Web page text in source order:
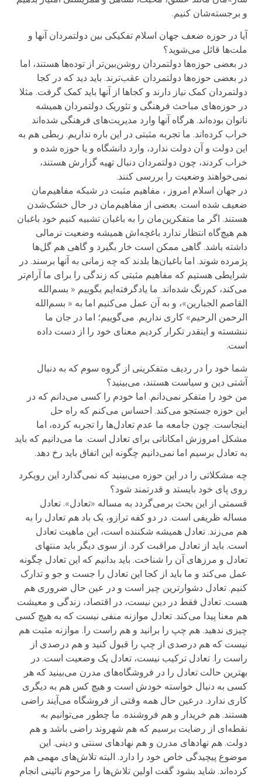
و برجسته‌شان کنیم.
آیا در حوزه ضعف جهان اسلام تفکیکی بین دولتمردان آنها و
ملت‌ها قائل می‌شوید؟
در بعضی حوزه‌ها دولتمردان روشن‌بین‌تر از توده‌ها هستند، اما
در بعضی حوزه‌ها دولتمردان عقب‌ترند. باید دید که در کجا
دولتمردان کمک نیاز دارند و کجاها از آنها باید کمک گرفت. مثلا
در حوزه‌های مباحث فرهنگی و تئوریک دولتمردان همیشه
ناتوان بوده‌اند. هرگاه آنها وارد مدیریت‌های فرهنگی شده‌اند
خراب کرده‌اند. ما تجربه مثبتی در این باره نداریم. ربطی هم به
این دولت و آن دولت ندارد، وارد دانشگاه و یا حوزه شده و
خراب کردند، چون دولتمردان دنبال تهیه گزارش هستند،
نمی‌خواهند وضعیت را بررسی کنند.
در جهان اسلام امروز ، مفاهیم مثبت در شبکه مفاهیم‌مان
ضعیف شده است. بعضی از مفاهیم‌مان در حال خشک‌شدن
هستند. اگر ما متفکرین‌مان را به باغبان تشبیه کنیم خود باغبان
هم هیچ‌گاه انتظار ندارد باغچه‌اش همیشه وضعیت نرمالی
داشته باشد. گاهی ممکن است خار بگیرد و گاهی هم گل‌ها
پژمرده شوند. اما باغبان‌ها بلدند که چه زمانی به آنها برسند. در
شرایطی هستیم که مفاهیم مثبتی که زندگی را برای ما آرام‌تر
می‌کند، کم‌رنگ شده‌اند. ما یادگرفته‌ایم بگوییم « بسم‌الله
القاصم الجبارین»، و به آن عمل می‌کنیم اما به « بسم‌الله
الرحمن الرحیم» کاری نداریم. می‌گوییم؛ اما در جان ما
ننشسته و اینقدر تکرار کردیم معنای خود را از دست داده
است.
شما خود را در ردیف متفکرینی از گروه سوم که به دنبال
آشتی دین و سیاست هستند، می‌بینید؟
من خود را متفکر نمی‌دانم. اما خودم را کسی می‌دانم که در
این حوزه جستجو می‌کند. احساس می‌کنم که راه حل
اینجاست. چون جامعه ما عدم تعادل‌ها را تجربه کرده، اما
مشکل امروزش امکاناتی برای تعادل است. ما می‌دانیم که باید
به تعادل برسیم اما نمی‌دانیم چگونه این اتفاق باید رخ دهد.
چه مشکلاتی را در این حوزه می‌بینید که نمی‌گذارد این رویکرد
روی پای خود بایستد و قدرتمند شود؟
قسمتی از این بحث برمی‌گردد به مساله «تعادل». تعادل
مساله ظریفی است. در دو کفه ترازو، یک باد هم تعادل را به
هم می‌زند. تعادل همیشه شکننده است، این ماهیت تعادل
است. باید از تعادل مراقبت کرد. از سوی دیگر باید منتهای
تعادل و مرزهای آن را شناخت. باید بدانیم که این تعادل چگونه
عمل می‌کند و ما باید از کجا این تعادل را جست و جو و تدارک
کنیم. تعادل دشوارترین چیز است و در عین حال ضروری هم
هست. تعادل فقط در دین نیست، در اقتصاد، زندگی و معیشت
هم معنا پیدا می‌کند. تعادل موازنه منفی نیست که به هیچ کسی
چیزی ندهید. هم چپ را برانید و هم راست را. موازنه مثبت هم
نیست که هم درصدی از چپ را قبول کنید و هم درصدی از
راست را. تعادل ترکیب نیست، تعادل یک وضعیت است. در
بهترین حالت تعادل را در فروشگاه‌های مدرن می‌بینید که هر
کسی به دنبال خواسته خودش است و هیچ کس هم به دیگری
کاری ندارد. درعین حال همه وقتی از فروشگاه می‌آیند راضی
هستند. هم خریدار و هم فروشنده. ما چطور می‌توانیم به
نقطه‌ای از رضایت برسیم که هم شهروند راضی باشد و هم
دولت. هم نهادهای مدرن و هم نهادهای سنتی و دینی. این
موضوع پیچیدگی خاص خود را دارد. البته تلاش‌های مهمی هم
کرده‌اند. شاید بشود گفت اولین تلاش‌ها را مرحوم نائینی انجام